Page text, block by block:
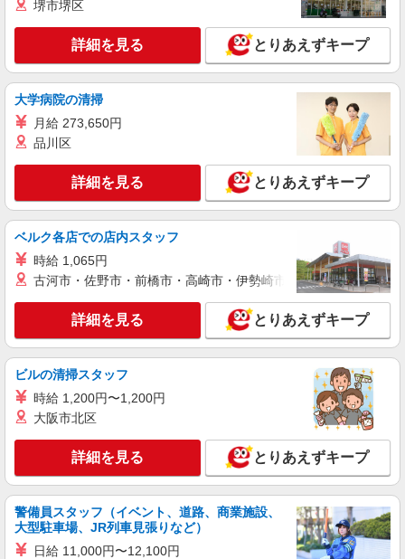
派遣社員
介護スタッフ ◆デイサービス、サービス付き
高齢者向け住宅、グループホームなど様々な勤
務先から選べます。
未経験：時給1350〜1550円（資格・経験によ
る） 経験者：時給1550〜1750円（資格・経験によ
る） ◎月収例 時給1750円×1日8時間×22日（週5
日）＝30万8000円 ◆昇給あり ◆支払い方法 ※日
払い/週払い/月払い対応も可能です。詳しくは面談
時にご相談ください。 ◆交通費：別途全額支給 ※
当社規定あり
庄駅」 ◆JR加古川線「新西脇駅」 ◆JR加古川線
キープ 詳細を見る
派遣社員
株式会社kotrio /●KB-H-1877653
レア＊欠員により急募！シニア向けマンション
で生活サポート
通費全支給(ガソリン代含む)＞
西脇市内 ≪最寄り駅≫西脇市
キープ 詳細を見る
派遣社員
株式会社kotrio /●KB-H-1856304
西脇市駅のシニアマンション▼フロアの巡回や
安否確認など
時給1500円〜2125円 ＜日払い有/週払い有/交
通費全支給(ガソリン代含む)＞
西脇市内 ≪最寄り駅≫西脇市
堺市堺区
詳細を見る とりあえずキープ
大学病院の清掃
月給 273,650円
品川区
詳細を見る とりあえずキープ
ベルク各店での店内スタッフ
時給 1,065円
古河市・佐野市・前橋市・高崎市・伊勢崎市・太田市・館林市
詳細を見る とりあえずキープ
ビルの清掃スタッフ
時給 1,200円〜1,200円
大阪市北区
詳細を見る とりあえずキープ
警備員スタッフ（イベント、道路、商業施設、
大型駐車場、JR列車見張りなど）
日給 11,000円〜12,100円